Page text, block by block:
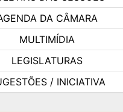
DA CÂMARA
MULTIMÍDIA
LEGISLATURAS
/ INICIATIVA